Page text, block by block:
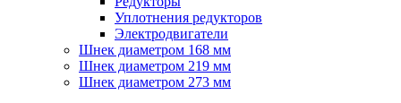
Уплотнения редукторов
Электродвигатели
Шнек диаметром 168 мм
Шнек диаметром 219 мм
Шнек диаметром 273 мм